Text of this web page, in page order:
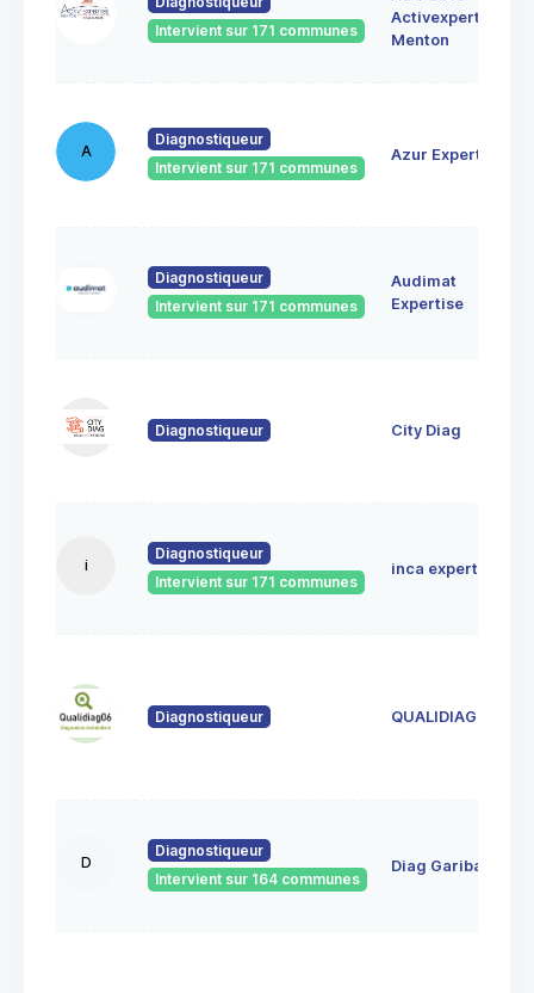
Intervient sur 171 communes
Activexpertise
Menton
A
Diagnostiqueur
Intervient sur 171 communes
Azur Expertise
Diagnostiqueur
Intervient sur 171 communes
Audimat
Expertise
Diagnostiqueur City Diag
i
Diagnostiqueur
Intervient sur 171 communes
inca expertises
Diagnostiqueur QUALIDIAG 06
D
Diagnostiqueur
Intervient sur 164 communes
Diag Garibaldi